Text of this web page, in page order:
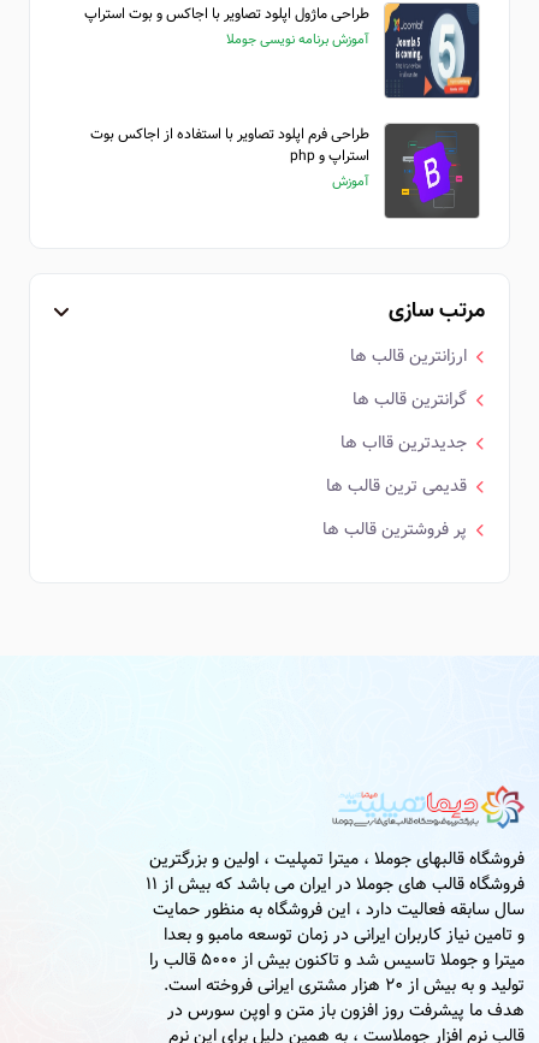
طراحی ماژول اپلود تصاویر با اجاکس و بوت استراپ
آموزش برنامه نویسی جوملا
طراحی فرم اپلود تصاویر با استفاده از اجاکس بوت
استراپ و php
آموزش
مرتب سازی
ارزانترین قالب ها
گرانترین قالب ها
جدیدترین قااب ها
قدیمی ترین قالب ها
پر فروشترین قالب ها
فروشگاه قالبهای جوملا ، میترا تمپلیت ، اولین و بزرگترین
فروشگاه قالب های جوملا در ایران می باشد که بیش از 11
سال سابقه فعالیت دارد ، این فروشگاه به منظور حمایت
و تامین نیاز کاربران ایرانی در زمان توسعه مامبو و بعدا
میترا و جوملا تاسیس شد و تاکنون بیش از 5000 قالب را
تولید و به بیش از 20 هزار مشتری ایرانی فروخته است.
هدف ما پیشرفت روز افزون باز متن و اوپن سورس در
قالب نرم افزار جوملاست ، به همین دلیل برای این نرم